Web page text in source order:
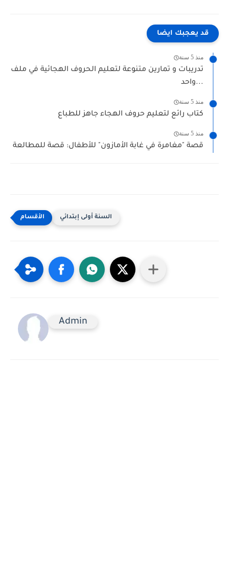
قد يعجبك ايضا
منذ 5 سنة
تدريبات و تمارين متنوعة لتعليم الحروف الهجائية في ملف
واحد...
منذ 5 سنة
كتاب رائع لتعليم حروف الهجاء جاهز للطباع
منذ 5 سنة
قصة "مغامرة في غابة الأمازون" للأطفال: قصة للمطالعة
السنة أولى إبتدائي
Admin